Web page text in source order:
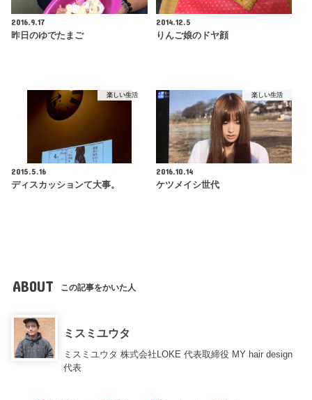
2016.9.17
昨日のゆでたまご
2014.12.5
りんご娘のドヤ顔
楽しい生活
2015.5.16
ディスカッションて大事。
楽しい生活
2016.10.14
ケツメイシ世代
ABOUT この記事をかいた人
ミスミユウタ
ミスミユウタ 株式会社LOKE 代表取締役 MY hair design
代表